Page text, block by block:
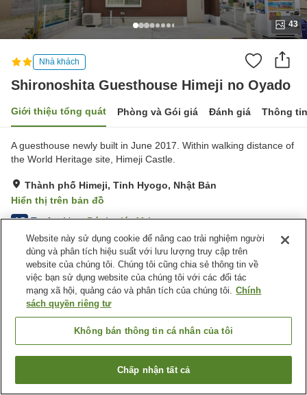
43
Nhà khách
Shironoshita Guesthouse Himeji no Oyado
Giới thiệu tổng quát Phòng và Gói giá Đánh giá Thông
A guesthouse newly built in June 2017. Within walking distance of
the World Heritage site, Himeji Castle.
Thành phố Himeji, Tỉnh Hyogo, Nhật Bản
Hiển thị trên bản đồ
4.5 Tuyệt vời Đánh giá:11lượt
Tiện nghi chỗ nghỉ
Lounge Giặt ủi có phí
Trang chủ Nhật Bản Tỉnh Hyogo
Thành phố Himeji
Shironoshita Guesthouse Himeji no Oyado
Tìm phòng trống
Website này sử dụng cookie để nâng cao trải nghiệm người
dùng và phân tích hiệu suất với lưu lượng truy cập trên
website của chúng tôi. Chúng tôi cũng chia sẻ thông tin về
việc bạn sử dụng website của chúng tôi với các đối tác
mạng xã hội, quảng cáo và phân tích của chúng tôi. Chính
sách quyền riêng tư
Không bán thông tin cá nhân của tôi
Chấp nhận tất cả